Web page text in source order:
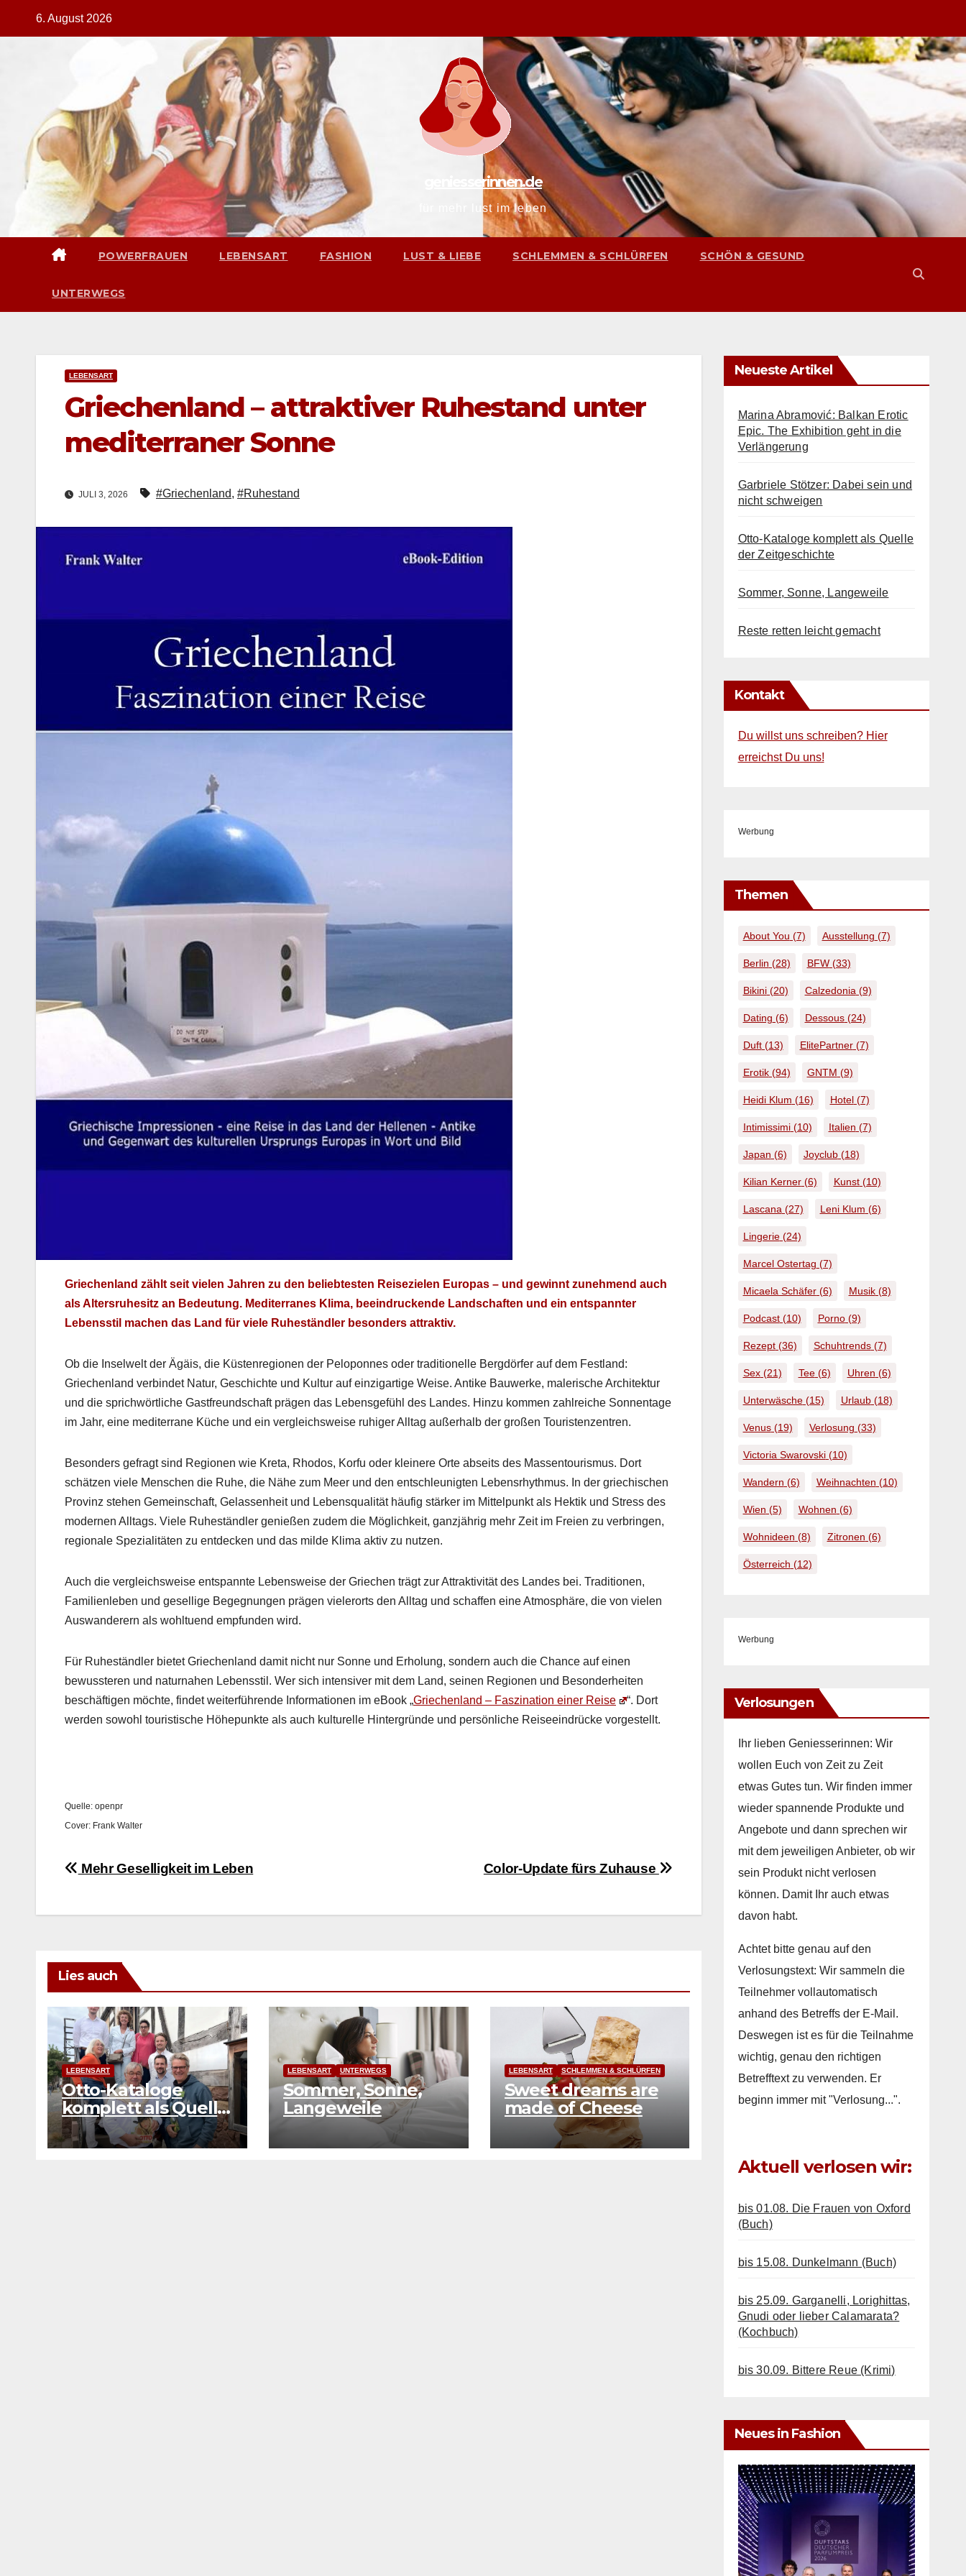
6. August 2026
geniesserinnen.de
für mehr lust im leben
POWERFRAUEN LEBENSART FASHION LUST & LIEBE SCHLEMMEN & SCHLÜRFEN SCHÖN & GESUND
UNTERWEGS
LEBENSART
Griechenland – attraktiver Ruhestand unter
mediterraner Sonne
JULI 3, 2026 #Griechenland, #Ruhestand
Griechen­land zählt seit vie­len Jahren zu den beliebtesten Reisezie­len Europas – und gewin­nt zunehmend auch
als Alter­sruh­e­sitz an Bedeu­tung. Mediter­ranes Kli­ma, beein­druck­ende Land­schaften und ein entspan­nter
Lebensstil machen das Land für viele Ruh­eständler beson­ders attrak­tiv.
Ob die Insel­welt der Ägäis, die Küsten­re­gio­nen der Pelo­ponnes oder tra­di­tionelle Bergdör­fer auf dem Fes­t­land:
Griechen­land verbindet Natur, Geschichte und Kul­tur auf einzi­gar­tige Weise. Antike Bauw­erke, malerische Architek­tur
und die sprich­wörtliche Gast­fre­und­schaft prä­gen das Lebens­ge­fühl des Lan­des. Hinzu kom­men zahlre­iche Son­nen­t­age
im Jahr, eine mediter­rane Küche und ein ver­gle­ich­sweise ruhiger All­t­ag außer­halb der großen Touris­ten­zen­tren.
Beson­ders gefragt sind Regio­nen wie Kre­ta, Rho­dos, Kor­fu oder kleinere Orte abseits des Massen­touris­mus. Dort
schätzen viele Men­schen die Ruhe, die Nähe zum Meer und den entschle­u­nigten Leben­srhyth­mus. In der griechis­chen
Prov­inz ste­hen Gemein­schaft, Gelassen­heit und Leben­squal­ität häu­fig stärk­er im Mit­telpunkt als Hek­tik und Stress des
mod­er­nen All­t­ags. Viele Ruh­eständler genießen zudem die Möglichkeit, ganzjährig mehr Zeit im Freien zu ver­brin­gen,
regionale Spezial­itäten zu ent­deck­en und das milde Kli­ma aktiv zu nutzen.
Auch die ver­gle­ich­sweise entspan­nte Lebensweise der Griechen trägt zur Attrak­tiv­ität des Lan­des bei. Tra­di­tio­nen,
Fam­i­lien­leben und gesel­lige Begeg­nun­gen prä­gen vielerorts den All­t­ag und schaf­fen eine Atmo­sphäre, die von vie­len
Auswan­der­ern als wohltuend emp­fun­den wird.
Für Ruh­eständler bietet Griechen­land damit nicht nur Sonne und Erhol­ung, son­dern auch die Chance auf einen
bewussteren und natur­na­hen Lebensstil. Wer sich inten­siv­er mit dem Land, seinen Regio­nen und Beson­der­heit­en
beschäfti­gen möchte, find­et weit­er­führende Infor­ma­tio­nen im eBook „Griechen­land – Fasz­i­na­tion ein­er Reise
“. Dort
wer­den sowohl touris­tis­che Höhep­unk­te als auch kul­turelle Hin­ter­gründe und per­sön­liche Reiseein­drücke vorgestellt.
Quelle: open­pr
Cov­er: Frank Wal­ter
Beitragsnavigation Color-Update fürs Zuhause
Mehr Geselligkeit im Leben
Lies auch
LEBENSART
Otto-Kataloge
komplett als Quelle
der Zeitgeschichte
LEBENSART UNTERWEGS
Sommer, Sonne,
Langeweile
LEBENSART SCHLEMMEN & SCHLÜRFEN
Sweet dreams are
made of Cheese
Neueste Artikel
Marina Abramović: Balkan Erotic
Epic. The Exhibition geht in die
Verlängerung
Garbriele Stötzer: Dabei sein und
nicht schweigen
Otto-Kataloge komplett als Quelle
der Zeitgeschichte
Sommer, Sonne, Langeweile
Reste retten leicht gemacht
Kontakt
Du willst uns schreiben? Hier
erreichst Du uns!
Werbung
Themen
About You (7) Ausstellung (7)
Berlin (28) BFW(33)
Bikini(20) Calzedonia (9)
Dating (6) Dessous(24)
Duft(13) ElitePartner(7)
Erotik(94) GNTM (9)
Heidi Klum (16) Hotel(7)
Intimissimi(10) Italien (7)
Japan (6) Joyclub(18)
Kilian Kerner(6) Kunst(10)
Lascana (27) Leni Klum (6)
Lingerie(24)
Marcel Ostertag (7)
Micaela Schäfer(6) Musik(8)
Podcast(10) Porno(9)
Rezept(36) Schuhtrends(7)
Sex(21) Tee(6) Uhren (6)
Unterwäsche(15) Urlaub(18)
Venus(19) Verlosung (33)
Victoria Swarovski(10)
Wandern (6) Weihnachten (10)
Wien (5) Wohnen (6)
Wohnideen (8) Zitronen (6)
Österreich (12)
Werbung
Verlosungen
Ihr lieben Geniesserinnen: Wir
wollen Euch von Zeit zu Zeit
etwas Gutes tun. Wir finden immer
wieder spannende Produkte und
Angebote und dann sprechen wir
mit dem jeweiligen Anbieter, ob wir
sein Produkt nicht verlosen
können. Damit Ihr auch etwas
davon habt.
Achtet bitte genau auf den
Verlosungstext: Wir sammeln die
Teilnehmer vollautomatisch
anhand des Betreffs der E-Mail.
Deswegen ist es für die Teilnahme
wichtig, genau den richtigen
Betrefftext zu verwenden. Er
beginn immer mit "Verlosung...".
Aktuell verlosen wir:
bis 01.08. Die Frauen von Oxford
(Buch)
bis 15.08. Dunkelmann (Buch)
bis 25.09. Garganelli, Lorighittas,
Gnudi oder lieber Calamarata?
(Kochbuch)
bis 30.09. Bittere Reue (Krimi)
Neues in Fashion